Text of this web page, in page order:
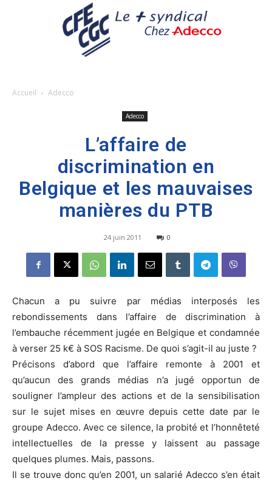
Accueil Adecco
Adecco
L’affaire de
discrimination en
Belgique et les mauvaises
manières du PTB
24 juin 2011 0
Chacun a pu suivre par médias interposés les
rebondissements dans l’affaire de discrimination à
l’embauche récemment jugée en Belgique et condamnée
à verser 25 k€ à SOS Racisme. De quoi s’agit-il au juste ?
Précisons d’abord que l’affaire remonte à 2001 et
qu’aucun des grands médias n’a jugé opportun de
souligner l’ampleur des actions et de la sensibilisation
sur le sujet mises en œuvre depuis cette date par le
groupe Adecco. Avec ce silence, la probité et l’honnêteté
intellectuelles de la presse y laissent au passage
quelques plumes. Mais, passons.
Il se trouve donc qu’en 2001, un salarié Adecco s’en était